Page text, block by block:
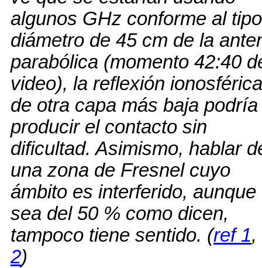
algunos GHz conforme al
diámetro de 45 cm de la
parabólica (momento 42:40
video), la reflexión
de otra capa más baja podría
producir el contacto sin
dificultad. Asimismo, hablar
una zona de Fresnel cuyo
ámbito es interferido, aunque
sea del 50 % como dicen,
tampoco tiene sentido. (ref 1,
2)